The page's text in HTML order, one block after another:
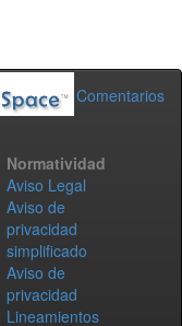
Comentarios
Normatividad
Aviso Legal
Aviso de
privacidad
simplificado
Aviso de
privacidad
Lineamientos